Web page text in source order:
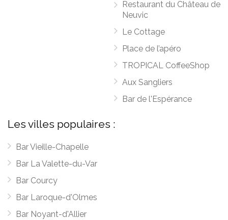
Restaurant du Château de
Neuvic
Le Cottage
Place de l’apéro
TROPICAL CoffeeShop
Aux Sangliers
Bar de l'Espérance
Les villes populaires :
Bar Vieille-Chapelle
Bar La Valette-du-Var
Bar Courcy
Bar Laroque-d'Olmes
Bar Noyant-d'Allier